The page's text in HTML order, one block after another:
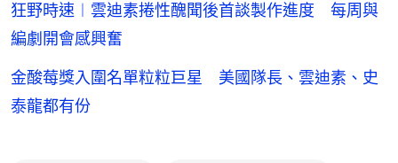
狂野時速︱雲迪素捲性醜聞後首談製作進度 每周與
編劇開會感興奮
金酸莓獎入圍名單粒粒巨星 美國隊長、雲迪素、史
泰龍都有份